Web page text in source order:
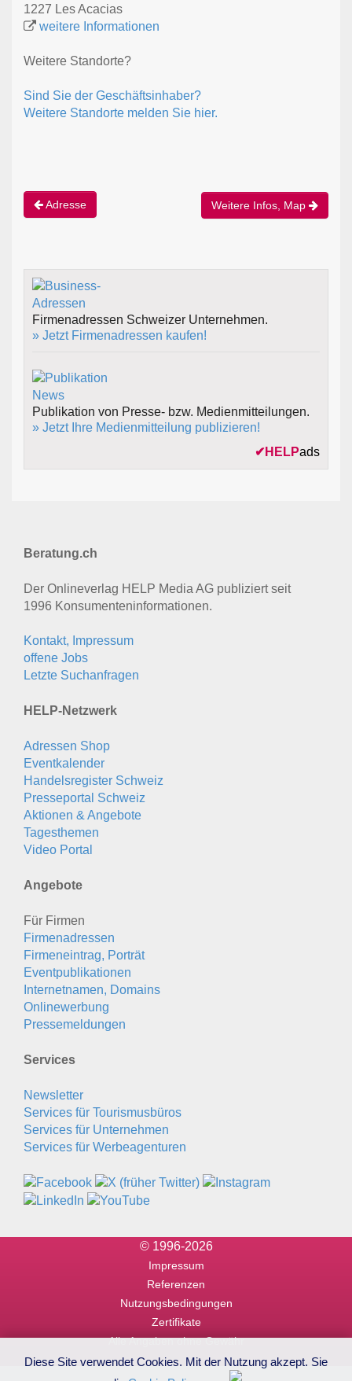
1227 Les Acacias
weitere Informationen
Weitere Standorte?
Sind Sie der Geschäftsinhaber?
Weitere Standorte melden Sie hier.
Adresse Weitere Infos, Map
Firmenadressen Schweizer Unternehmen.
» Jetzt Firmenadressen kaufen!
Publikation von Presse- bzw. Medienmitteilungen.
» Jetzt Ihre Medienmitteilung publizieren!
✔ HELPads
Beratung.ch
Der Onlineverlag HELP Media AG publiziert seit
1996 Konsumenten­informationen.
Kontakt, Impressum
offene Jobs
Letzte Suchanfragen
HELP-Netzwerk
Adressen Shop
Eventkalender
Handelsregister Schweiz
Presseportal Schweiz
Aktionen & Angebote
Tagesthemen
Video Portal
Angebote
Für Firmen
Firmenadressen
Firmeneintrag, Porträt
Eventpublikationen
Internetnamen, Domains
Onlinewerbung
Pressemeldungen
Services
Newsletter
Services für Tourismusbüros
Services für Unternehmen
Services für Werbeagenturen
© 1996-2026
Impressum
Referenzen
Nutzungsbedingungen
Zertifikate
Alle Angaben ohne Gewähr
Diese Site verwendet Cookies. Mit der Nutzung akzept. Sie